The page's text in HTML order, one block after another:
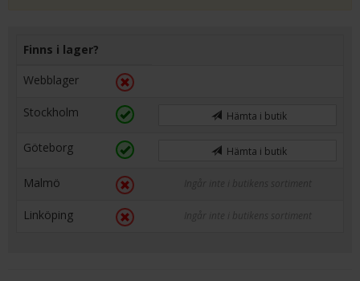
Finns i lager?
Webblager
Stockholm Hämta i butik
Göteborg Hämta i butik
Malmö Ingår inte i butikens sortiment
Linköping Ingår inte i butikens sortiment